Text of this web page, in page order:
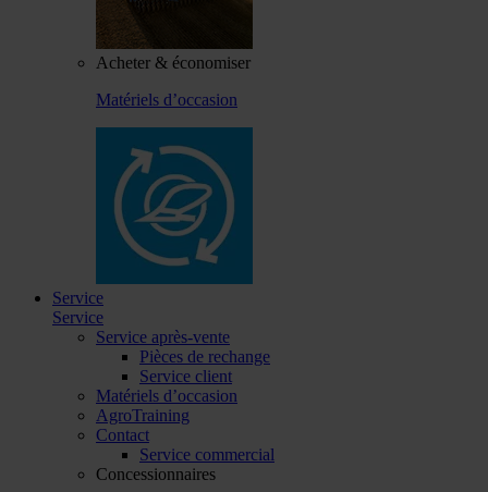
Acheter & économiser
Matériels d’occasion
Service
Service
Service après-vente
Pièces de rechange
Service client
Matériels d’occasion
AgroTraining
Contact
Service commercial
Concessionnaires